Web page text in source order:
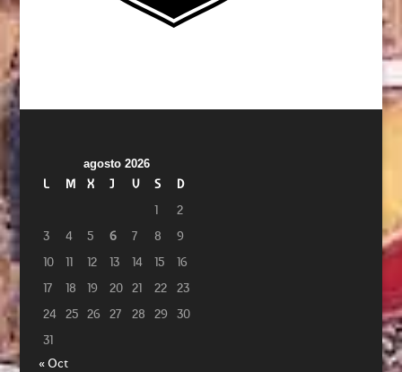
agosto 2026
L M X J V S
D
1
2
3
4 5 6 7 8
9
10
11 12 13 14 15
16
17
18 19 20 21 22
23
24
25 26 27 28 29
30
31
« Oct